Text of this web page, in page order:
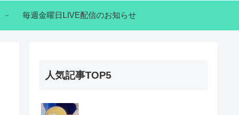
毎週金曜日LIVE配信のお知らせ
人気記事TOP5